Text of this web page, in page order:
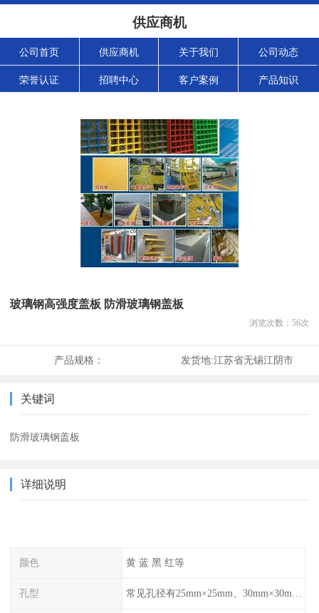
供应商机
公司首页 供应商机 关于我们 公司动态
荣誉认证 招聘中心 客户案例 产品知识
玻璃钢高强度盖板 防滑玻璃钢盖板
浏览次数： 56次
产品规格： 发货地:江苏省无锡江阴市
关键词
防滑玻璃钢盖板
详细说明
颜色 黄 蓝 黑 红等
孔型